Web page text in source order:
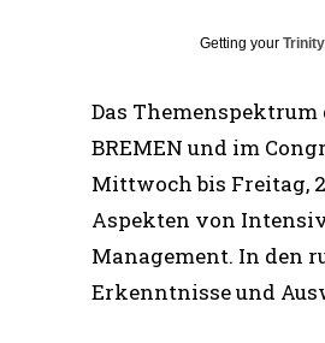
Getting your
Das
BREMEN und im
Mittwoch bis Freitag,
Aspekten von
Management. In den
Erkenntnisse und